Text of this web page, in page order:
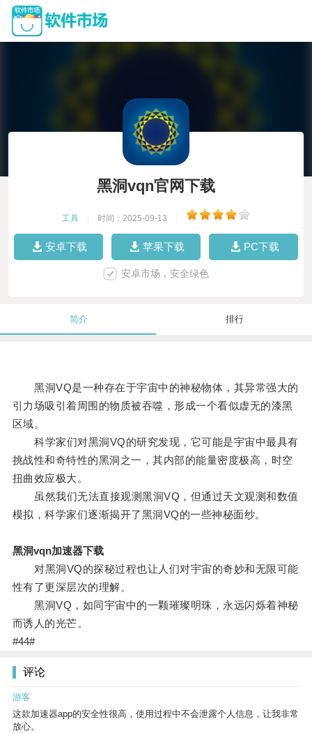
黑洞vqn官网下载
工具 时间：2025-09-13
安卓下载 苹果下载 PC下载
安卓市场，安全绿色
简介 排行
黑洞VQ是一种存在于宇宙中的神秘物体，其异常强大的
引力场吸引着周围的物质被吞噬，形成一个看似虚无的漆黑
区域。
科学家们对黑洞VQ的研究发现，它可能是宇宙中最具有
挑战性和奇特性的黑洞之一，其内部的能量密度极高，时空
扭曲效应极大。
虽然我们无法直接观测黑洞VQ，但通过天文观测和数值
模拟，科学家们逐渐揭开了黑洞VQ的一些神秘面纱。
黑洞vqn加速器下载
对黑洞VQ的探秘过程也让人们对宇宙的奇妙和无限可能
性有了更深层次的理解。
黑洞VQ，如同宇宙中的一颗璀璨明珠，永远闪烁着神秘
而诱人的光芒。
#44#
评论
游客
这款加速器app的安全性很高，使用过程中不会泄露个人信息，让我非常
放心。